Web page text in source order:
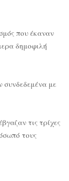
που έκαναν
δημοφιλή
με
τις τρίχες
τους